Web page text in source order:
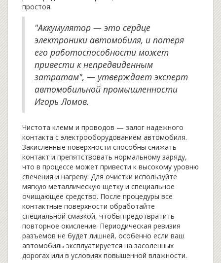
простоя.
"Аккумулятор — это сердце
электроники автомобиля, и потеря
его работоспособности может
привести к непредвиденным
затратам", — утверждает эксперт
автомобильной промышленности
Игорь Ломов.
Чистота клемм и проводов — залог надежного
контакта с электрооборудованием автомобиля.
Закисленные поверхности способны снижать
контакт и препятствовать нормальному заряду,
что в процессе может привести к высокому уровню
свечения и нагреву. Для очистки используйте
мягкую металлическую щетку и специальное
очищающее средство. После процедуры все
контактные поверхности обработайте
специальной смазкой, чтобы предотвратить
повторное окисление. Периодическая ревизия
разъемов не будет лишней, особенно если ваш
автомобиль эксплуатируется на засоленных
дорогах или в условиях повышенной влажности.